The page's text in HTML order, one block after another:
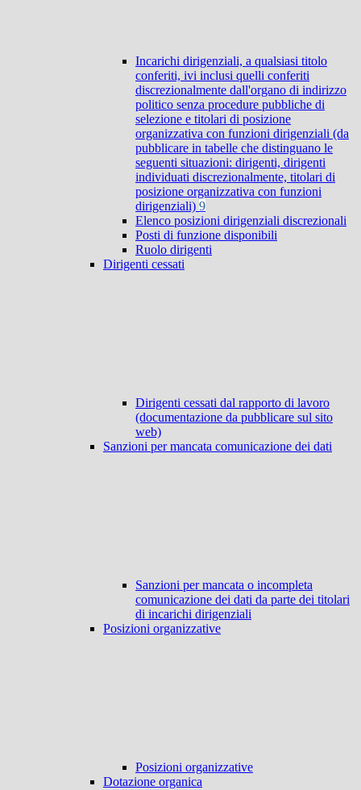
Incarichi dirigenziali, a qualsiasi titolo
conferiti, ivi inclusi quelli conferiti
discrezionalmente dall'organo di indirizzo
politico senza procedure pubbliche di
selezione e titolari di posizione
organizzativa con funzioni dirigenziali (da
pubblicare in tabelle che distinguano le
seguenti situazioni: dirigenti, dirigenti
individuati discrezionalmente, titolari di
posizione organizzativa con funzioni
dirigenziali) 9
Elenco posizioni dirigenziali discrezionali
Posti di funzione disponibili
Ruolo dirigenti
Dirigenti cessati
Dirigenti cessati dal rapporto di lavoro
(documentazione da pubblicare sul sito
web)
Sanzioni per mancata comunicazione dei dati
Sanzioni per mancata o incompleta
comunicazione dei dati da parte dei titolari
di incarichi dirigenziali
Posizioni organizzative
Posizioni organizzative
Dotazione organica